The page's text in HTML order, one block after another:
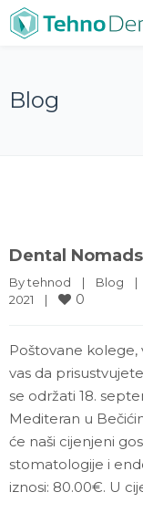
Blog
Dental
By tehnod | Blog |
2021 | 0
Poštovane
vas da
se održati 18.
Mediteran u
će naši cijenjeni
stomatologije i
iznosi: 80.00€. U